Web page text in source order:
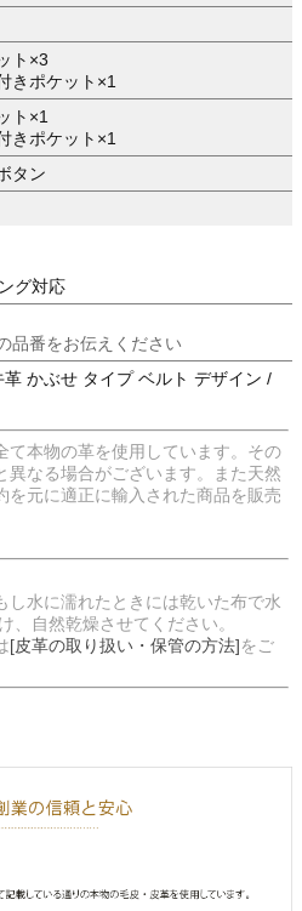
ト×3
きポケット×1
ト×1
きポケット×1
タン
グ対応
品番をお伝えください
かぶせ タイプ ベルト デザイン /
本物の革を使用しています。その
異なる場合がございます。また天然
を元に適正に輸入された商品を販売
水に濡れたときには乾いた布で水
、自然乾燥させてください。
[皮革の取り扱い・保管の方法]をご